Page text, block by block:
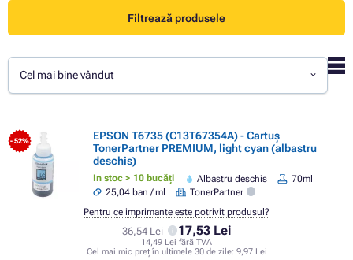
Filtrează produsele
Cel mai bine vândut
- 52%
EPSON T6735 (C13T67354A) - Cartuș
TonerPartner PREMIUM, light cyan (albastru
deschis)
In stoc > 10 bucăți Albastru deschis
70ml
25,04 ban / ml
TonerPartner
36,54 Lei 17,53 Lei
14,49 Lei fără TVA
Cel mai mic preț în ultimele 30 de zile: 9,97 Lei
Pentru ce imprimante este potrivit produsul?